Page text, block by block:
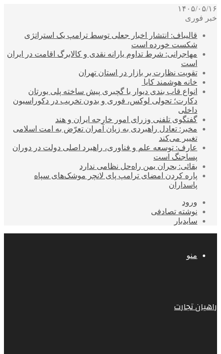
۱۴۰۵/۰۵/۱۶
خبر فوری
قالیباف: انتشار اخبار جعلی توسط ترامپ یک استراتژی
شکست خورده است
مهاجرانی: شرط تداوم یارانه نقدی و کالابرگ اقامت در ایران
است
تقویت نظارت بر بازار در استان تهران
خانه هوشمند کایا
انواع قاب بندی دیوار با گچبری پیش ساخته پلی یورتان
دکارت؛ تحولی لوکس، فوری و بدون تخریب در دکوراسیون
داخلی
گفتگوی تلفنی وزرای امور خارجه ایران و هند
مخبر: تعادل راهبردی به زیان آمران تعرّض به امت اسلامی
تغییر می‌کند
عارف: توسعه علم و فناوری، راهبرد اصلی دولت در دوران
پساجنگ است
بقائی: بحران یمن راه‌حل نظامی ندارد
پاره کردن امضای ترامپ پای لانچر موشک‌های سپاه
پاسداران
ورود
نوشته تصادفی
سایدبار
منو
راهیان تجارت